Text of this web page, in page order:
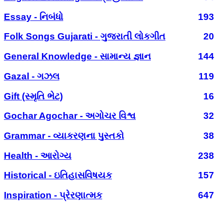
Essay - નિબંધો
193
Folk Songs Gujarati - ગુજરાતી લોકગીત
20
General Knowledge - સામાન્ય જ્ઞાન
144
Gazal - ગઝલ
119
Gift (સ્મૃતિ ભેટ)
16
Gochar Agochar - અગોચર વિશ્વ
32
Grammar - વ્યાકરણના પુસ્તકો
38
Health - આરોગ્ય
238
Historical - ઇતિહાસવિષયક
157
Inspiration - પ્રેરણાત્મક
647